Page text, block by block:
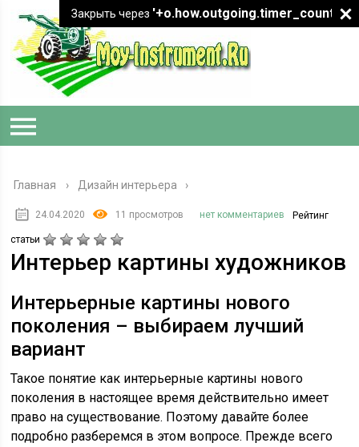
Главная › Дизайн интерьера
24.04.2020 11 просмотров нет комментариев Рейтинг
статьи
Интерьер картины художников
Интерьерные картины нового
поколения – выбираем лучший
вариант
Такое понятие как интерьерные картины нового
поколения в настоящее время действительно имеет
право на существование. Поэтому давайте более
подробно разберемся в этом вопросе. Прежде всего
Закрыть через '+o.how.outgoing.timer_count+"